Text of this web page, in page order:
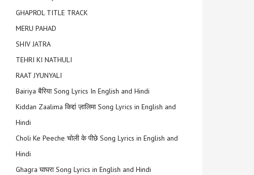
GHAPROL TITLE TRACK
MERU PAHAD
SHIV JATRA
TEHRI KI NATHULI
RAAT JYUNYALI
Bairiya बैरिया Song Lyrics In English and Hindi
Kiddan Zaalima किद्दां ज़ालिमा Song Lyrics in English and
Hindi
Choli Ke Peeche चोली के पीछे Song Lyrics in English and
Hindi
Ghagra घाघरा Song Lyrics in English and Hindi